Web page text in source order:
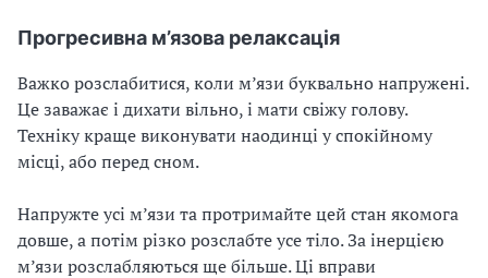
Прогресивна м’язова релаксація
Важко розслабитися, коли м’язи буквально напружені.
Це заважає і дихати вільно, і мати свіжу голову.
Техніку краще виконувати наодинці у спокійному
місці, або перед сном.
Напружте усі м’язи та протримайте цей стан якомога
довше, а потім різко розслабте усе тіло. За інерцією
м’язи розслабляються ще більше. Ці вправи